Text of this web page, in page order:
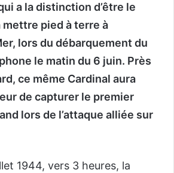
a la distinction d’être le
pied à terre à
lors du débarquement du
le matin du 6 juin. Près
ce même Cardinal aura
de capturer le premier
lors de l’attaque alliée sur
1944, vers 3 heures, la